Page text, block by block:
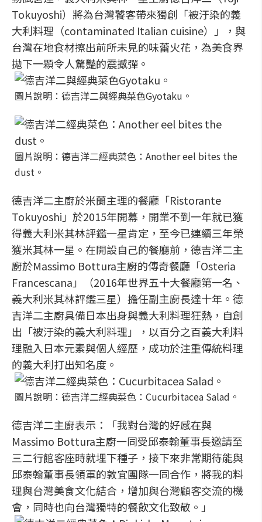
Tokuyoshi）將為台灣饕客帶來獨創「被汙染的義
大利料理（contaminated Italian cuisine）」，與
台灣在地食材擦出前所未見的味蕾火花，為美食界
拋下一顆令人驚豔的震撼彈。
圖片說明：德吉洋二與經典菜色Gyotaku。
圖片說明：德吉洋二經典菜色：Another eel bites the
dust。
德吉洋二主廚於米蘭主理的餐廳「Ristorante
Tokuyoshi」於2015年開幕，開業不到一年就已獲
得義大利米其林評鑑一星肯定，至今已連續三年榮
獲米其林一星。在開設自己的餐廳前，德吉洋二主
廚於Massimo Bottura主廚的傳奇餐廳「Osteria
Francescana」（2016年世界五十大餐廳第一名、
義大利米其林評鑑三星）擔任副主廚長達十年。德
吉洋二主廚具備日本出身與義大利料理狂熱，自創
出「被汙染的義大利料理」，以百分之百義大利料
理融入日本元素與個人經歷，成功於注重傳統料理
的義大利打出知名度。
圖片說明：德吉洋二經典菜色：Cucurbitacea Salad。
德吉洋二主廚表示：「我對台灣的好感在與
Massimo Bottura主廚一同受邱泰翰董事長邀請至
三二行館客座時就埋下種子，接下來非常期待能與
邱泰翰董事長領軍的敦宜團隊一同合作，將我的料
理與台灣美食文化結合，增加與台灣顧客交流的機
會，同時也向台灣獨特的餐飲文化致敬。」